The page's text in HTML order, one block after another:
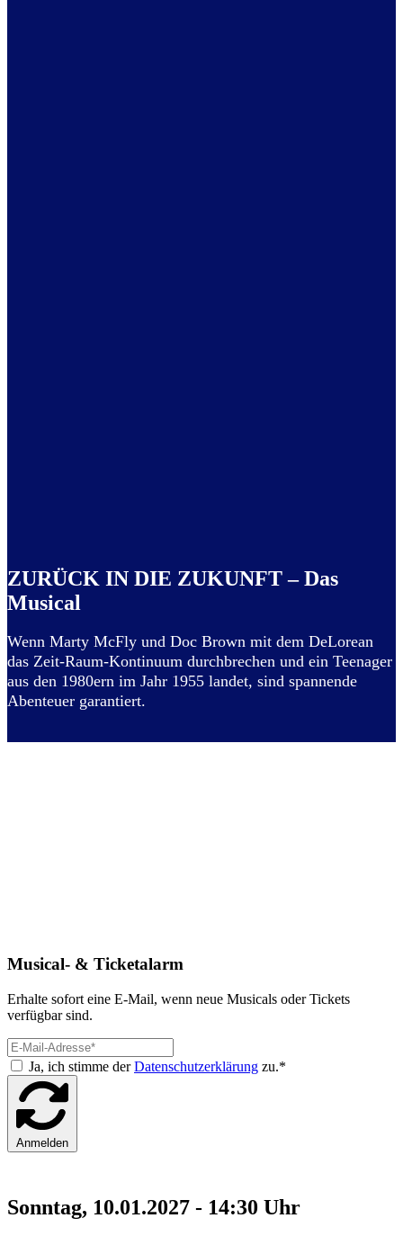
ZURÜCK IN DIE ZUKUNFT – Das
Musical
Wenn Marty McFly und Doc Brown mit dem DeLorean
das Zeit-Raum-Kontinuum durchbrechen und ein Teenager
aus den 1980ern im Jahr 1955 landet, sind spannende
Abenteuer garantiert.
Musical- & Ticketalarm
Erhalte sofort eine E-Mail, wenn neue Musicals oder Tickets
verfügbar sind.
Ja, ich stimme derDatenschutzerklärung zu.*
Anmelden
Sonntag, 10.01.2027 - 14:30 Uhr